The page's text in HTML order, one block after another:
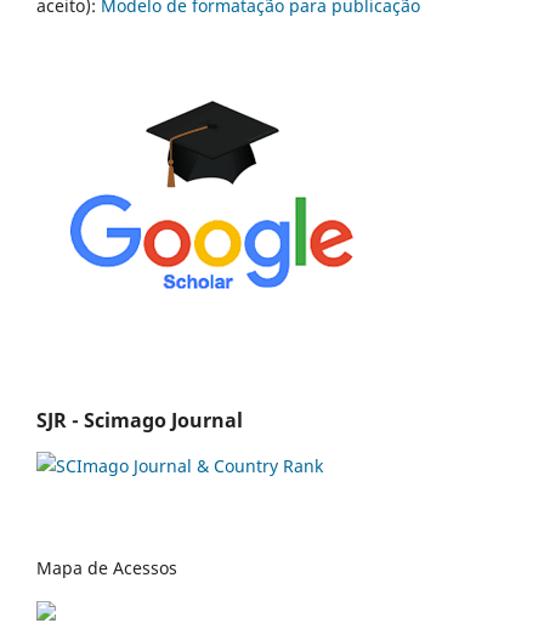
aceito): Modelo de formatação para publicação
SJR - Scimago Journal
Mapa de Acessos